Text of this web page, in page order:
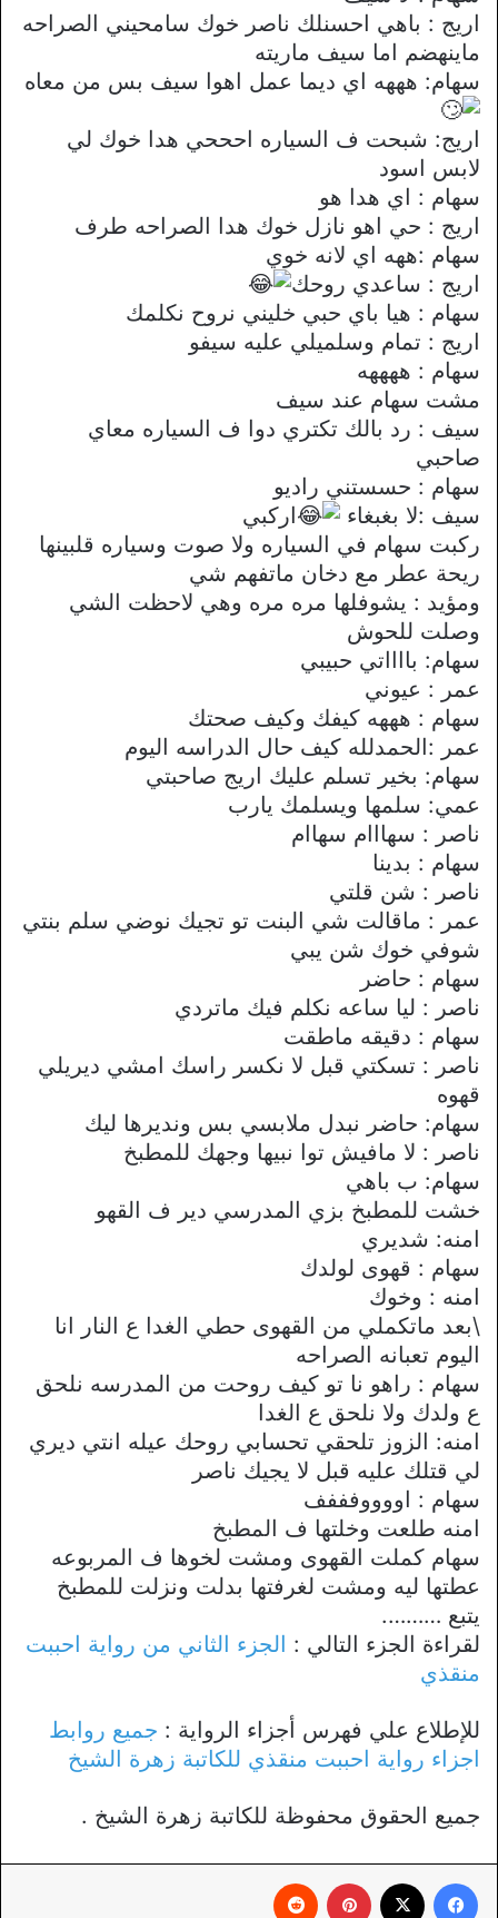
اريج : باهي احسنلك ناصر خوك سامحيني الصراحه
ماينهضم اما سيف ماريته
سهام: هههه اي ديما عمل اهوا سيف بس من معاه
اريج: شبحت ف السياره احححي هدا خوك لي
لابس اسود
سهام : اي هدا هو
اريج : حي اهو نازل خوك هدا الصراحه طرف
سهام :ههه اي لانه خوي
اريج : ساعدي روحك
سهام : هيا باي حبي خليني نروح نكلمك
اريج : تمام وسلميلي عليه سيفو
سهام : ههههه
مشت سهام عند سيف
سيف : رد بالك تكتري دوا ف السياره معاي
صاحبي
سهام : حسستني راديو
سيف :لا بغبغاء
اركبي
ركبت سهام في السياره ولا صوت وسياره قلبينها
ريحة عطر مع دخان ماتفهم شي
ومؤيد : يشوفلها مره مره وهي لاحظت الشي
وصلت للحوش
سهام: بااااتي حبيبي
عمر : عيوني
سهام : هههه كيفك وكيف صحتك
عمر :الحمدلله كيف حال الدراسه اليوم
سهام: بخير تسلم عليك اريج صاحبتي
عمي: سلمها ويسلمك يارب
ناصر : سهااام سهاام
سهام : بدينا
ناصر : شن قلتي
عمر : ماقالت شي البنت تو تجيك نوضي سلم بنتي
شوفي خوك شن يبي
سهام : حاضر
ناصر : ليا ساعه نكلم فيك ماتردي
سهام : دقيقه ماطقت
ناصر : تسكتي قبل لا نكسر راسك امشي ديريلي
قهوه
سهام: حاضر نبدل ملابسي بس ونديرها ليك
ناصر : لا مافيش توا نبيها وجهك للمطبخ
سهام: ب باهي
خشت للمطبخ بزي المدرسي دير ف القهو
امنه: شديري
سهام : قهوى لولدك
امنه : وخوك
\بعد ماتكملي من القهوى حطي الغدا ع النار انا
اليوم تعبانه الصراحه
سهام : راهو نا تو كيف روحت من المدرسه نلحق
ع ولدك ولا نلحق ع الغدا
امنه: الزوز تلحقي تحسابي روحك عيله انتي ديري
لي قتلك عليه قبل لا يجيك ناصر
سهام : اووووفففف
امنه طلعت وخلتها ف المطبخ
سهام كملت القهوى ومشت لخوها ف المربوعه
عطتها ليه ومشت لغرفتها بدلت ونزلت للمطبخ
يتبع ……….
لقراءة الجزء التالي : الجزء الثاني من رواية احببت
منقذي
للإطلاع علي فهرس أجزاء الرواية : جميع روابط
اجزاء رواية احببت منقذي للكاتبة زهرة الشيخ
جميع الحقوق محفوظة للكاتبة زهرة الشيخ .